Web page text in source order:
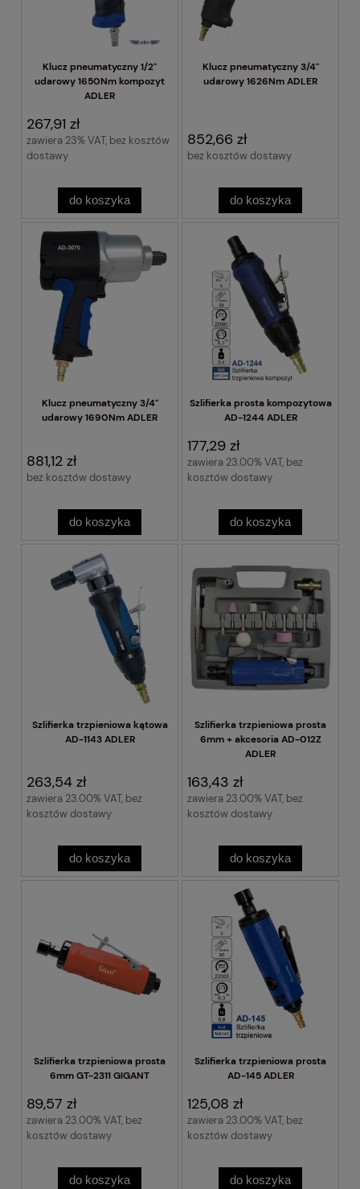
Klucz pneumatyczny 1/2"
udarowy 1650Nm kompozyt
ADLER
267,91 zł
zawiera 23% VAT, bez kosztów
dostawy
do koszyka
Klucz pneumatyczny 3/4"
udarowy 1626Nm ADLER
852,66 zł
bez kosztów dostawy
do koszyka
Klucz pneumatyczny 3/4"
udarowy 1690Nm ADLER
881,12 zł
bez kosztów dostawy
do koszyka
Szlifierka prosta kompozytowa
AD-1244 ADLER
177,29 zł
zawiera 23.00% VAT, bez
kosztów dostawy
do koszyka
Szlifierka trzpieniowa kątowa
AD-1143 ADLER
263,54 zł
zawiera 23.00% VAT, bez
kosztów dostawy
do koszyka
Szlifierka trzpieniowa prosta
6mm + akcesoria AD-012Z
ADLER
163,43 zł
zawiera 23.00% VAT, bez
kosztów dostawy
do koszyka
Szlifierka trzpieniowa prosta
6mm GT-2311 GIGANT
89,57 zł
zawiera 23.00% VAT, bez
kosztów dostawy
do koszyka
Szlifierka trzpieniowa prosta
AD-145 ADLER
125,08 zł
zawiera 23.00% VAT, bez
kosztów dostawy
do koszyka